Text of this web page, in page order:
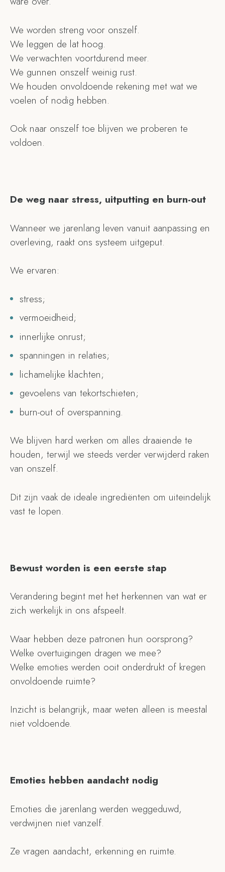
We worden streng voor onszelf.
We leggen de lat hoog.
We verwachten voortdurend meer.
We gunnen onszelf weinig rust.
We houden onvoldoende rekening met wat we
voelen of nodig hebben.
Ook naar onszelf toe blijven we proberen te
voldoen.
De weg naar stress, uitputting en burn-out
Wanneer we jarenlang leven vanuit aanpassing en
overleving, raakt ons systeem uitgeput.
We ervaren:
stress;
vermoeidheid;
innerlijke onrust;
spanningen in relaties;
lichamelijke klachten;
gevoelens van tekortschieten;
burn-out of overspanning.
We blijven hard werken om alles draaiende te
houden, terwijl we steeds verder verwijderd raken
van onszelf.
Dit zijn vaak de ideale ingrediënten om uiteindelijk
vast te lopen.
Bewust worden is een eerste stap
Verandering begint met het herkennen van wat er
zich werkelijk in ons afspeelt.
Waar hebben deze patronen hun oorsprong?
Welke overtuigingen dragen we mee?
Welke emoties werden ooit onderdrukt of kregen
onvoldoende ruimte?
Inzicht is belangrijk, maar weten alleen is meestal
niet voldoende.
Emoties hebben aandacht nodig
Emoties die jarenlang werden weggeduwd,
verdwijnen niet vanzelf.
Ze vragen aandacht, erkenning en ruimte.